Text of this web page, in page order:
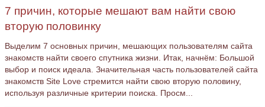
7 причин, которые мешают вам найти свою
вторую половинку
Выделим 7 основных причин, мешающих пользователям сайта
знакомств найти своего спутника жизни. Итак, начнём: Большой
выбор и поиск идеала. Значительная часть пользователей сайта
знакомств Site Love стремится найти свою вторую половину,
используя различные критерии поиска. Просм...